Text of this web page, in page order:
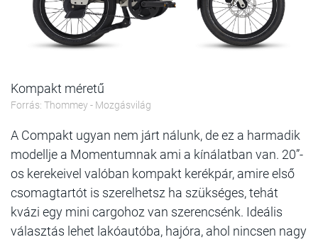
Kompakt méretű
Forrás: Thommey - Mozgásvilág
A Compakt ugyan nem járt nálunk, de ez a harmadik
modellje a Momentumnak ami a kínálatban van. 20”-
os kerekeivel valóban kompakt kerékpár, amire első
csomagtartót is szerelhetsz ha szükséges, tehát
kvázi egy mini cargohoz van szerencsénk. Ideális
választás lehet lakóautóba, hajóra, ahol nincsen nagy